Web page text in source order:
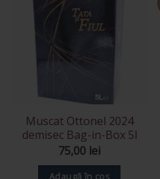
Muscat Ottonel 2024
demisec Bag-in-Box 5l
75,00 lei
Adaugă în coș